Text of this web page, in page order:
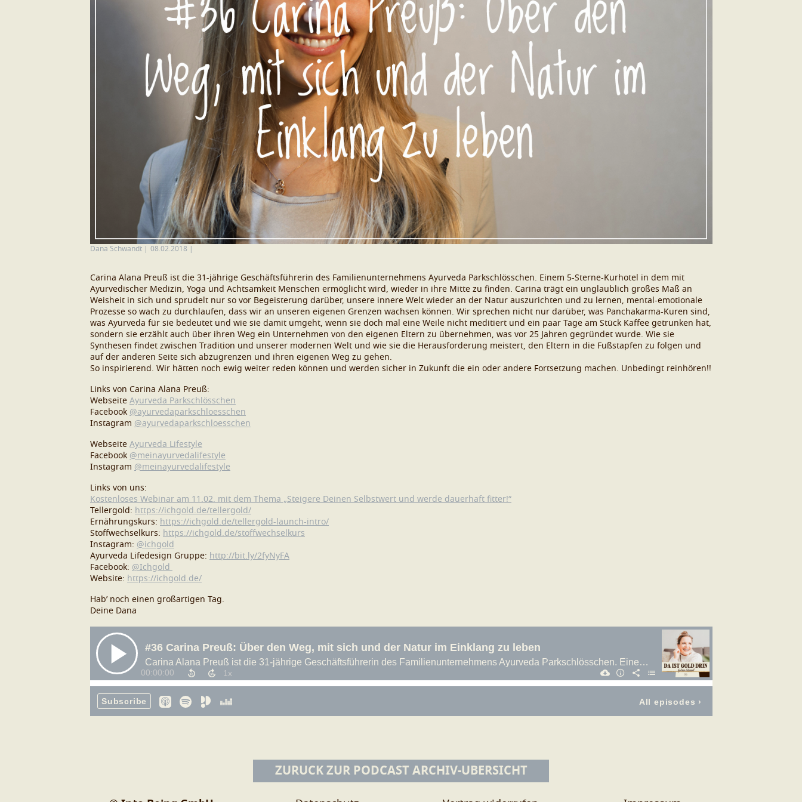
Dana Schwandt 08.02.2018
Carina Alana Preuß ist die 31-jährige Geschäftsführerin des Familienunternehmens Ayurveda Parkschlösschen. Einem 5-Sterne-Kurhotel in dem mit
Ayurvedischer Medizin, Yoga und Achtsamkeit Menschen ermöglicht wird, wieder in ihre Mitte zu finden. Carina trägt ein unglaublich großes Maß an
Weisheit in sich und sprudelt nur so vor Begeisterung darüber, unsere innere Welt wieder an der Natur auszurichten und zu lernen, mental-emotionale
Prozesse so wach zu durchlaufen, dass wir an unseren eigenen Grenzen wachsen können. Wir sprechen nicht nur darüber, was Panchakarma-Kuren sind,
was Ayurveda für sie bedeutet und wie sie damit umgeht, wenn sie doch mal eine Weile nicht meditiert und ein paar Tage am Stück Kaffee getrunken hat,
sondern sie erzählt auch über ihren Weg ein Unternehmen von den eigenen Eltern zu übernehmen, was vor 25 Jahren gegründet wurde. Wie sie
Synthesen findet zwischen Tradition und unserer modernen Welt und wie sie die Herausforderung meistert, den Eltern in die Fußstapfen zu folgen und
auf der anderen Seite sich abzugrenzen und ihren eigenen Weg zu gehen.
So inspirierend. Wir hätten noch ewig weiter reden können und werden sicher in Zukunft die ein oder andere Fortsetzung machen. Unbedingt reinhören!!
Links von Carina Alana Preuß:
Webseite Ayurveda Parkschlösschen
Facebook @ayurvedaparkschloesschen
Instagram @ayurvedaparkschloesschen
Webseite Ayurveda Lifestyle
Facebook @meinayurvedalifestyle
Instagram @meinayurvedalifestyle
Links von uns:
Kostenloses Webinar am 11.02. mit dem Thema „Steigere Deinen Selbstwert und werde dauerhaft fitter!“
Tellergold: https://ichgold.de/tellergold/
Ernährungskurs: https://ichgold.de/tellergold-launch-intro/
Stoffwechselkurs: https://ichgold.de/stoffwechselkurs
Instagram: @ichgold
Ayurveda Lifedesign Gruppe: http://bit.ly/2fyNyFA
Facebook: @Ichgold
Website: https://ichgold.de/
Hab’ noch einen großartigen Tag.
Deine Dana
ZURÜCK ZUR PODCAST ARCHIV-ÜBERSICHT